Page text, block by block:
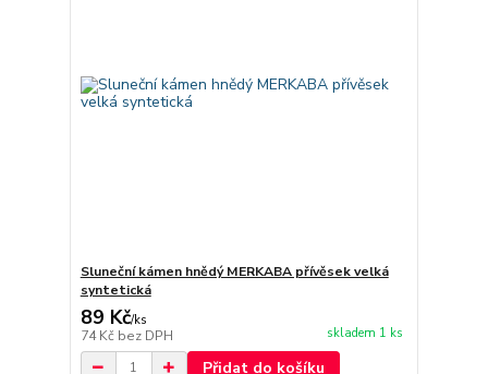
Sluneční kámen hnědý MERKABA přívěsek velká
syntetická
89 Kč/ks
74 Kč bez DPH skladem 1 ks
Přidat do košíku